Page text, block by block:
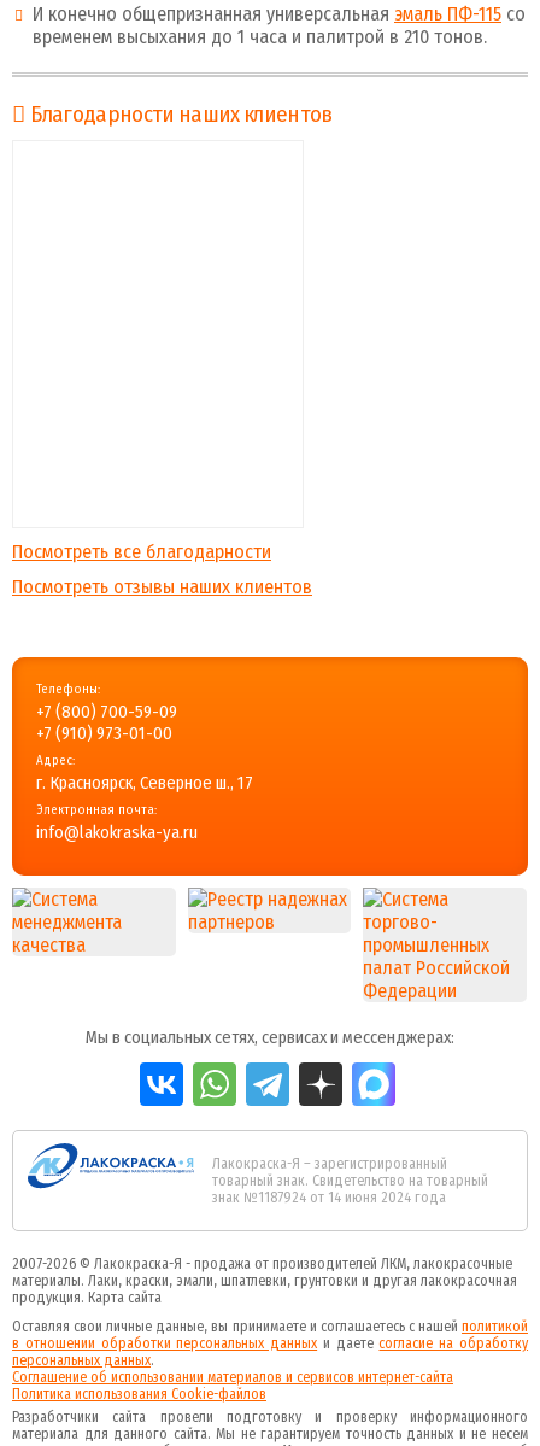
И конечно общепризнанная универсальная эмаль ПФ-115 со
временем высыхания до 1 часа и палитрой в 210 тонов.
Благодарности наших клиентов
Посмотреть все благодарности
Посмотреть отзывы наших клиентов
Телефоны:
+7 (800) 700-59-09
+7 (910) 973-01-00
Адрес:
г. Красноярск, Северное ш., 17
Электронная почта:
info@lakokraska-ya.ru
Мы в социальных сетях, сервисах и мессенджерах:
Лакокраска-Я – зарегистрированный
товарный знак. Свидетельство на товарный
знак №1187924 от 14 июня 2024 года
2007-2026 © Лакокраска-Я - продажа от производителей ЛКМ, лакокрасочные
материалы. Лаки, краски, эмали, шпатлевки, грунтовки и другая лакокрасочная
продукция. Карта сайта
Оставляя свои личные данные, вы принимаете и соглашаетесь с нашей политикой
в отношении обработки персональных данных и даетеcогласие на обработку
персональных данных.
Соглашение об использовании материалов и сервисов интернет-сайта
Политика использования Cookie-файлов
Разработчики сайта провели подготовку и проверку информационного
материала для данного сайта. Мы не гарантируем точность данных и не несем